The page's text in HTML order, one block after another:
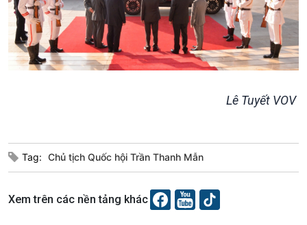
Lê Tuyết VOV
Tag: Chủ tịch Quốc hội Trần Thanh Mẫn
Xem trên các nền tảng khác